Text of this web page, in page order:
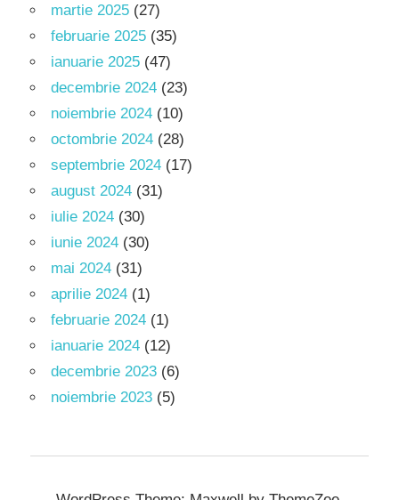
martie 2025 (27)
februarie 2025 (35)
ianuarie 2025 (47)
decembrie 2024 (23)
noiembrie 2024 (10)
octombrie 2024 (28)
septembrie 2024 (17)
august 2024 (31)
iulie 2024 (30)
iunie 2024 (30)
mai 2024 (31)
aprilie 2024 (1)
februarie 2024 (1)
ianuarie 2024 (12)
decembrie 2023 (6)
noiembrie 2023 (5)